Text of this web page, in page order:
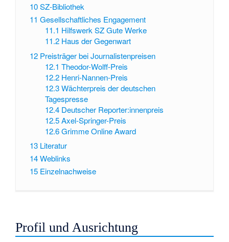
10SZ-Bibliothek
11 Gesellschaftliches Engagement
11.1 Hilfswerk SZ Gute Werke
11.2 Haus der Gegenwart
12 Preisträger bei Journalistenpreisen
12.1 Theodor-Wolff-Preis
12.2 Henri-Nannen-Preis
12.3 Wächterpreis der deutschen
Tagespresse
12.4 Deutscher Reporter:innenpreis
12.5 Axel-Springer-Preis
12.6 Grimme Online Award
13 Literatur
14Weblinks
15 Einzelnachweise
Profil und Ausrichtung